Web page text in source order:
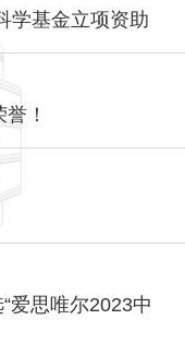
学基金立项资助
！
爱思唯尔2023中